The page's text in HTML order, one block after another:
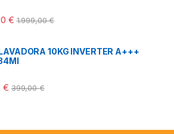
€ 1.999,00€
10KG INVERTER A+++
€ 399,00€